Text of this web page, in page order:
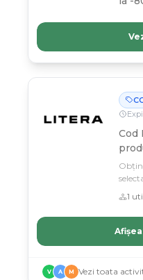
Cod
1
V A M Vezi toata